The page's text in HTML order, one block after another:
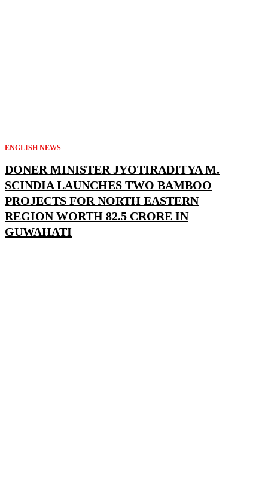
ENGLISH NEWS
DONER MINISTER JYOTIRADITYA M.
SCINDIA LAUNCHES TWO BAMBOO
PROJECTS FOR NORTH EASTERN
REGION WORTH 82.5 CRORE IN
GUWAHATI